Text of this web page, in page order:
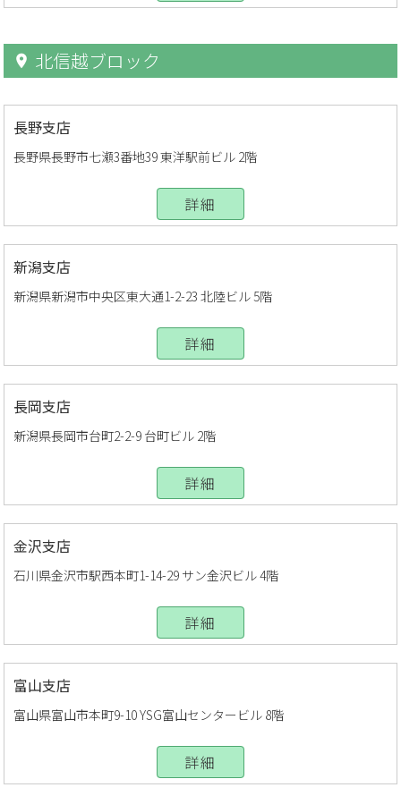
北信越ブロック
長野支店
長野県長野市七瀬3番地39 東洋駅前ビル 2階
詳細
新潟支店
新潟県新潟市中央区東大通1-2-23 北陸ビル 5階
詳細
長岡支店
新潟県長岡市台町2-2-9 台町ビル 2階
詳細
金沢支店
石川県金沢市駅西本町1-14-29 サン金沢ビル 4階
詳細
富山支店
富山県富山市本町9-10 YSG富山センタービル 8階
詳細